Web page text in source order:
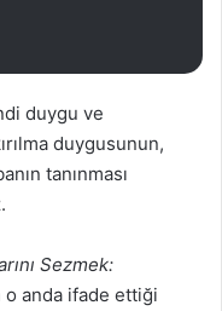
duygu ve
duygusunun,
tanınması
Sezmek:
o anda ifade ettiği